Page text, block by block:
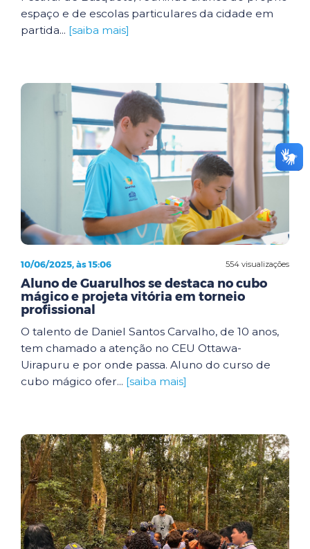
espaço e de escolas particulares da cidade em
partida... [saiba mais]
554 visualizações
10/06/2025, às 15:06
Aluno de Guarulhos se destaca no cubo
mágico e projeta vitória em torneio
profissional
O talento de Daniel Santos Carvalho, de 10 anos,
tem chamado a atenção no CEU Ottawa-
Uirapuru e por onde passa. Aluno do curso de
cubo mágico ofer... [saiba mais]